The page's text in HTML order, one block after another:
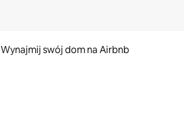
Wynajmij swój dom na Airbnb